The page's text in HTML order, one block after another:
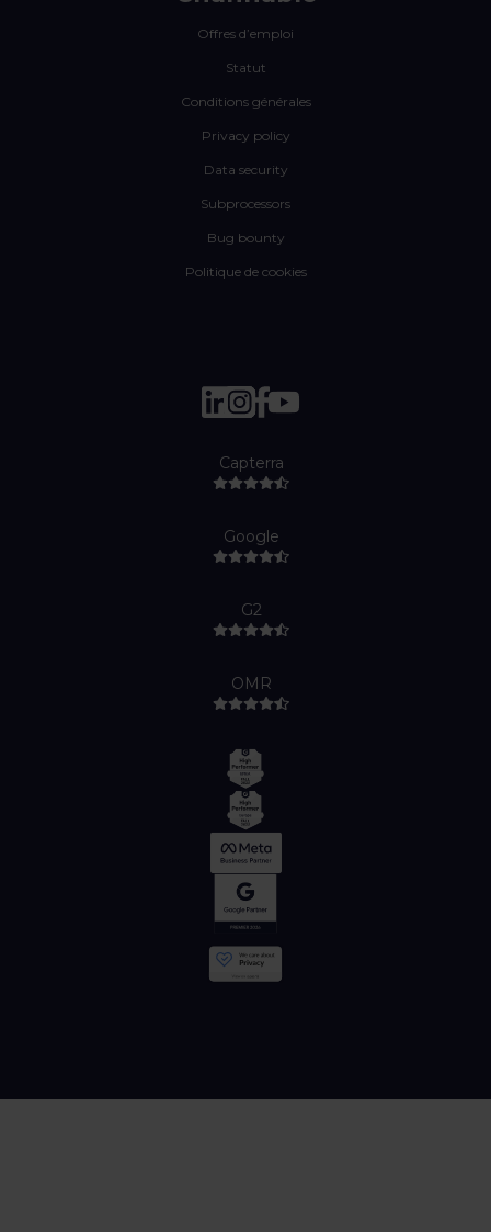
Offres d’emploi
Statut
Conditions générales
Privacy policy
Data security
Subprocessors
Bug bounty
Politique de cookies
Capterra
Google
G2
OMR